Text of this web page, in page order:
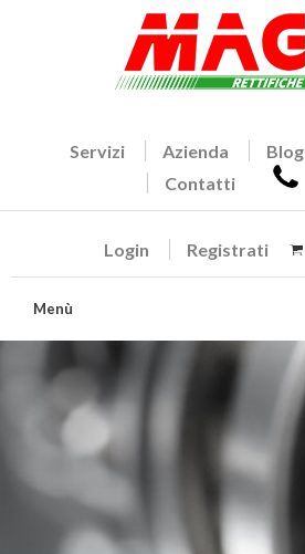
Servizi Azienda Blog
Contatti
Login Registrati
Menù